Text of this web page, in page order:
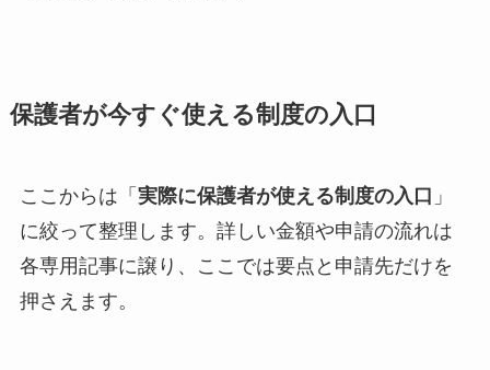
保護者が今すぐ使える制度の入口
ここからは「 実際に保護者が使える制度の入口 」
に絞って整理します。詳しい金額や申請の流れは
各専用記事に譲り、ここでは要点と申請先だけを
押さえます。